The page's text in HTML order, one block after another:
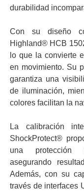
durabilidad
Con su diseño
Highland® HCB
lo que la convierte
en movimiento. Su
garantiza una
de iluminación,
colores facilitan la
La calibración
ShockProtect®
una protección
asegurando
Además, con su
través de interfaces